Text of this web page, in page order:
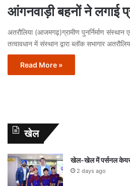
आंगनवाड़ी बहनों ने लगाई
अतरौलिया (आजमगढ़)ग्रामीण पुनर्निर्माण
तत्वावधान में संस्थान द्वारा ब्लॉक सभागार
Read More »
खेल
खेल-खेल में पर्सनल केयर
2 days ago